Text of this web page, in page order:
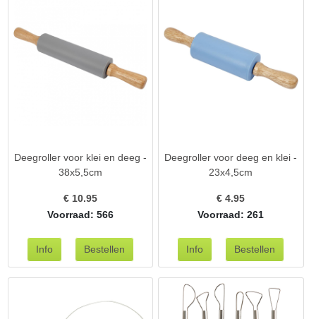
Deegroller voor klei en deeg -
38x5,5cm
€ 10.95
Voorraad: 566
Deegroller voor deeg en klei -
23x4,5cm
€4.95
Voorraad: 261